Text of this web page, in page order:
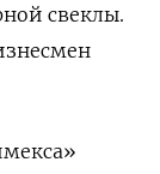
свеклы.